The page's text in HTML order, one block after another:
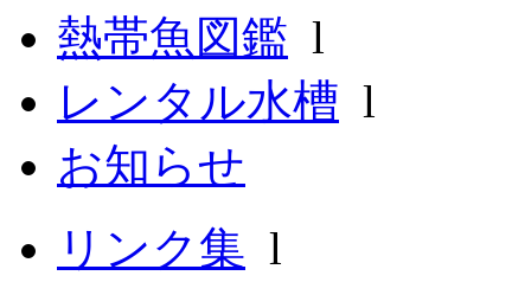
熱帯魚図鑑 l
レンタル水槽 l
お知らせ
リンク集 l